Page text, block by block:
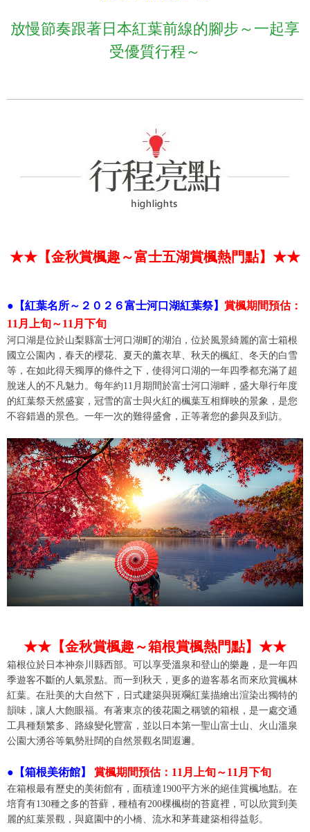
放慢節奏跟著日本紅葉前線的腳步～一起享
受優質行程～
★★【金秋賞楓趣～富士五湖賞楓熱門點】★★
● 【紅葉名所～２０２６富士河口湖紅葉祭】 賞楓期間預估：
11月上旬～11月下旬
河口湖是位於山梨縣富士河口湖町的湖泊，位於風景綺麗的富士箱根
國立公園內，春天的櫻花、夏天的薰衣草、秋天的楓紅、冬天的白雪
等，在如此得天獨厚的條件之下，使得河口湖的一年四季都充滿了超
脫迷人的不凡魅力。每年約11月期間於富士河口湖畔，盛大舉行年度
的紅葉祭天然盛宴，冠雪的富士與火紅的楓葉互相輝映的景象，是您
不容錯過的景色。一年一次的難得盛會，正等著您的參與及到訪。
★★【金秋賞楓趣～箱根賞楓熱門點】★★
箱根位於日本神奈川縣西部。可以享受溫泉和登山的樂趣，是一年四
季遊客不斷的人氣景點。而一到秋天，更多的遊客慕名而來欣賞楓林
紅葉。在壯美的大自然下，日式建築與斑斕紅葉描繪出渲染出獨特的
韻味，讓人大飽眼福。有著東京的後花園之稱號的箱根，是一處交通
工具種類繁多、路線變化豐富，並以日本第一聖山富士山、火山溫泉
公園大湧谷等氣勢壯闊的自然景觀名聞遐邇。
●【箱根美術館】 賞楓期間預估： 11月上旬～11月下旬
在箱根最有歷史的美術館有，面積達1900平方米的絕佳賞楓地點。在
培育有130種之多的苔蘚，種植有200棵楓樹的苔庭裡，可以欣賞到美
麗的紅葉景觀，與庭園中的小橋、流水和茅葺建築相得益彰。